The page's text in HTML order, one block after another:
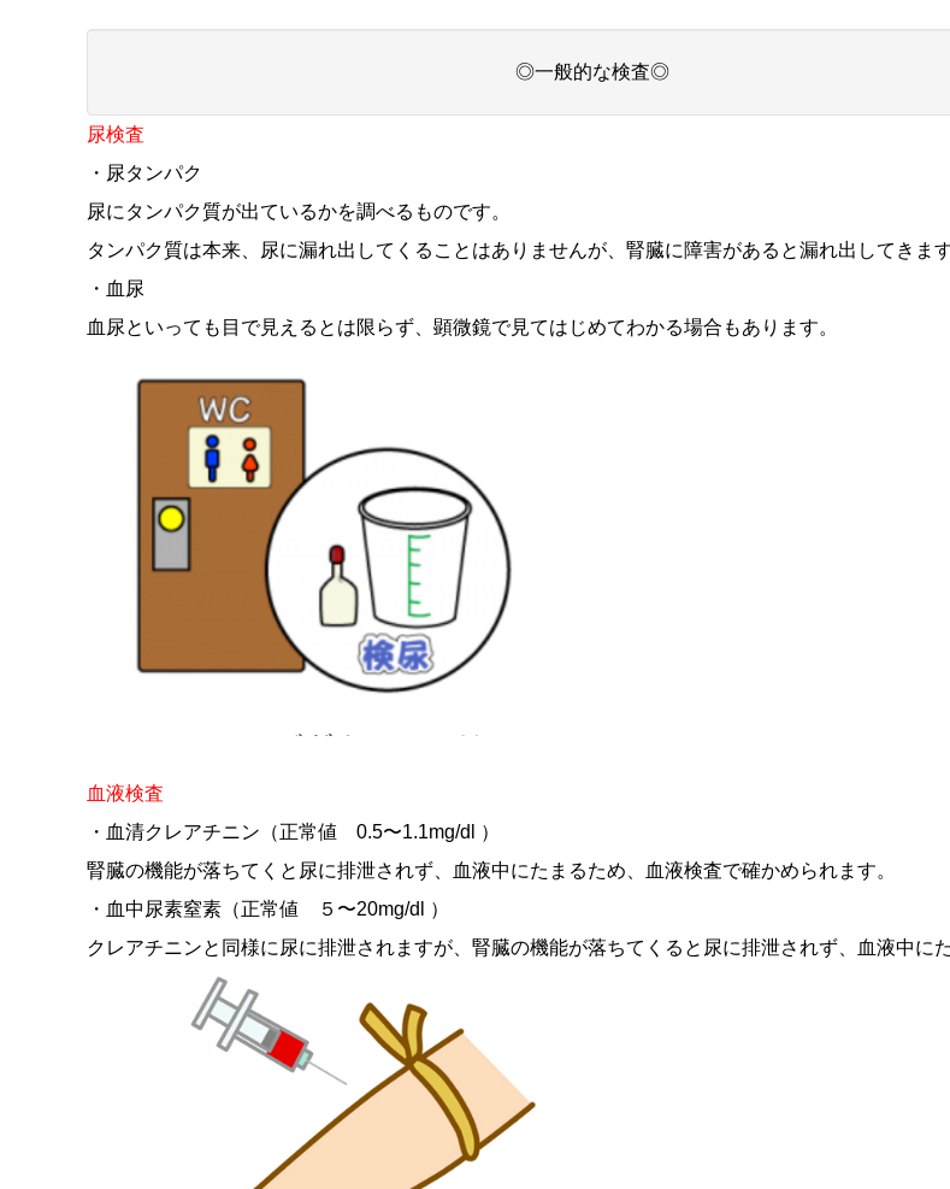
◎一般的な検査◎
尿検査
・尿タンパク
尿にタンパク質が出ているかを調べるものです。
タンパク質は本来、尿に漏れ出してくることはありませんが、腎臓に障害があると漏れ出してきます
・血尿
血尿といっても目で見えるとは限らず、顕微鏡で見てはじめてわかる場合もあります。
血液検査
・血清クレアチニン（正常値 0.5〜1.1mg/dl ）
腎臓の機能が落ちてくと尿に排泄されず、血液中にたまるため、血液検査で確かめられます。
・血中尿素窒素（正常値 ５〜20mg/dl ）
クレアチニンと同様に尿に排泄されますが、腎臓の機能が落ちてくると尿に排泄されず、血液中にた